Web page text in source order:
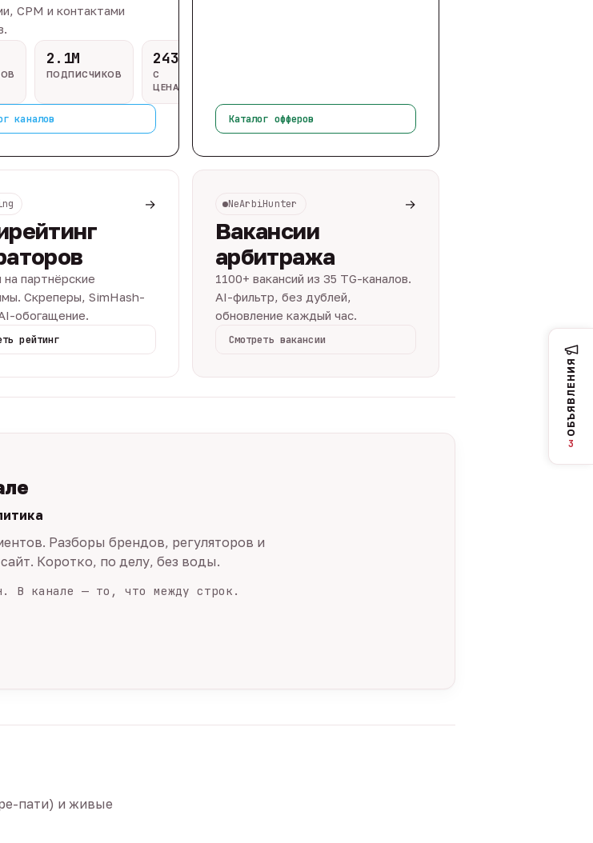
CPM и контактами
2.1M
ПОДПИСЧИКОВ
243
С
ЦЕНАМИ
каналов Каталог офферов
→
партнёрские
Скреперы, SimHash-
обогащение.
рейтинг
NeArbiHunter →
Вакансии
арбитража
1100+ вакансий из 35 TG-каналов.
AI-фильтр, без дублей,
обновление каждый час.
Смотреть вакансии
Разборы брендов, регуляторов и
Коротко, по делу, без воды.
В канале — то, что между строк.
пати) и живые
ОБЪЯВЛЕНИЯ
3